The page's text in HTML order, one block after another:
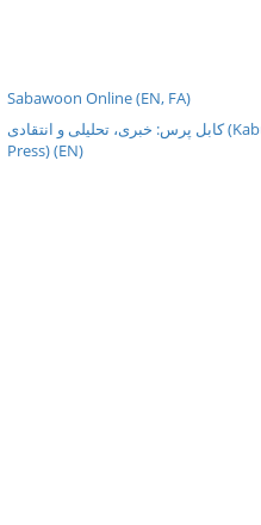
Sabawoon Online (EN, FA)
کابل پرس: خبری، تحليلی و انتقادی (Kabul
Press) (EN)